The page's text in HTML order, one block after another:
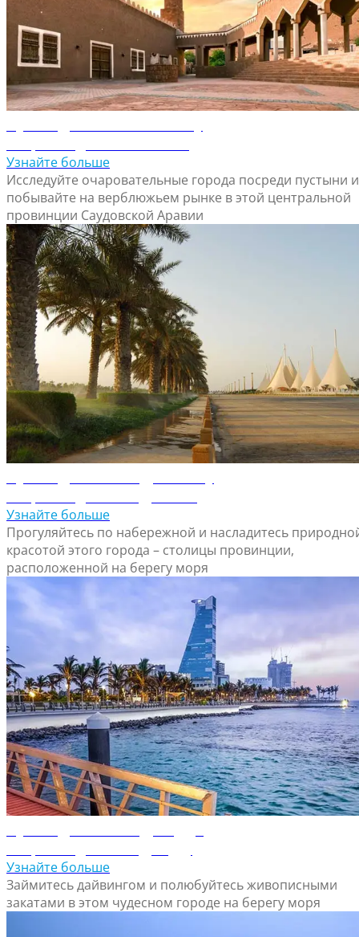
Узнайте больше
Исследуйте очаровательные города посреди пустыни и
побывайте на верблюжьем рынке в этой центральной
провинции Саудовской Аравии
Узнайте больше
Прогуляйтесь по набережной и насладитесь
красотой этого города – столицы провинции,
расположенной на берегу моря
Узнайте больше
Займитесь дайвингом и полюбуйтесь живописными
закатами в этом чудесном городе на берегу моря